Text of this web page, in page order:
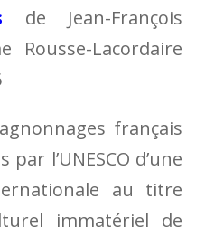
de Jean-François
Rousse-Lacordaire
français
l’UNESCO d’une
au titre
immatériel de